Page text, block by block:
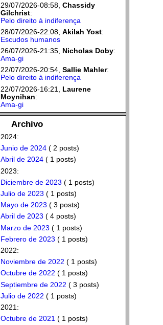
29/07/2026-08:58, Chassidy
Gilchrist:
Pelo direito à indiferença
28/07/2026-22:08, Akilah Yost:
Escudos humanos
26/07/2026-21:35, Nicholas Doby:
Ama-gi
22/07/2026-20:54, Sallie Mahler:
Pelo direito à indiferença
22/07/2026-16:21, Laurene
Moynihan:
Ama-gi
Archivo
2024:
Junio de 2024( 2 posts)
Abril de 2024( 1 posts)
2023:
Diciembre de 2023 ( 1 posts)
Julio de 2023 ( 1 posts)
Mayo de 2023 ( 3 posts)
Abril de 2023 ( 4 posts)
Marzo de 2023 ( 1 posts)
Febrero de 2023 ( 1 posts)
2022:
Noviembre de 2022 ( 1 posts)
Octubre de 2022 ( 1 posts)
Septiembre de 2022 ( 3 posts)
Julio de 2022 ( 1 posts)
2021:
Octubre de 2021 ( 1 posts)